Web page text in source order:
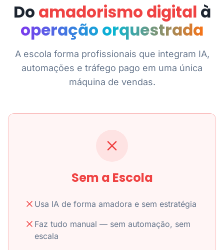
Do amadorismo digital à
operação orquestrada
A escola forma profissionais que integram IA,
automações e tráfego pago em uma única
máquina de vendas.
Sem a Escola
Usa IA de forma amadora e sem estratégia
Faz tudo manual — sem automação, sem
escala